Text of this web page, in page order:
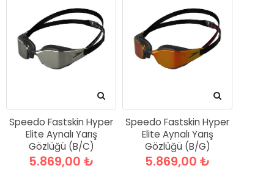
Speedo Fastskin Hyper
Elite Aynalı Yarış
Gözlüğü (B/C)
5.869,00 ₺
Speedo Fastskin Hyper
Elite Aynalı Yarış
Gözlüğü (B/G)
5.869,00 ₺